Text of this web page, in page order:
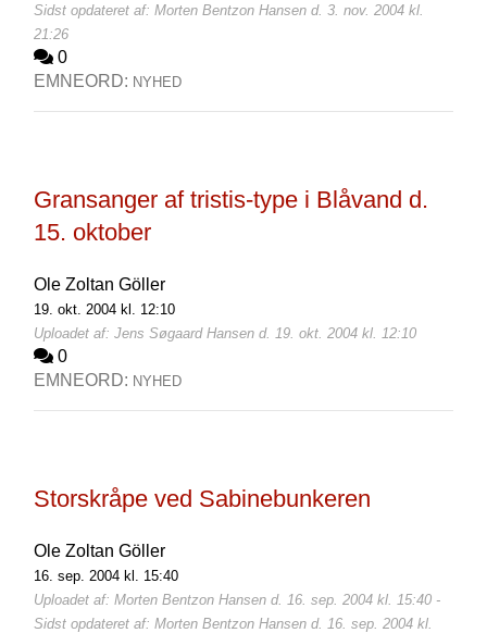
Sidst opdateret af: Morten Bentzon Hansen d. 3. nov. 2004 kl.
21:26
0
EMNEORD: NYHED
Gransanger af tristis-type i Blåvand d.
15. oktober
Ole Zoltan Göller
19. okt. 2004 kl. 12:10
Uploadet af: Jens Søgaard Hansen d. 19. okt. 2004 kl. 12:10
0
EMNEORD: NYHED
Storskråpe ved Sabinebunkeren
Ole Zoltan Göller
16. sep. 2004 kl. 15:40
Uploadet af: Morten Bentzon Hansen d. 16. sep. 2004 kl. 15:40 -
Sidst opdateret af: Morten Bentzon Hansen d. 16. sep. 2004 kl.